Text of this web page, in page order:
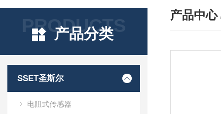
PRODUCTS
产品分类
SSET圣斯尔
电阻式传感器
产品中心